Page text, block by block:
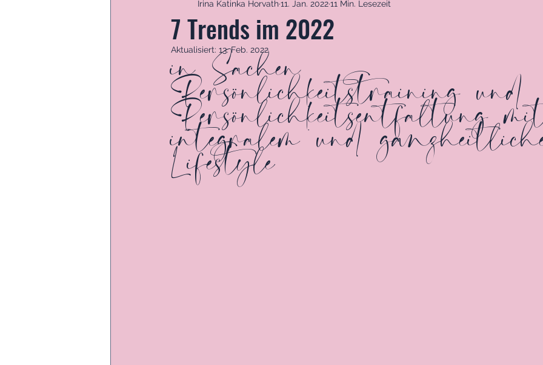
7 Trends im 2022
Irina Katinka Horvath11. Jan. 202211 Min. Lesezeit
Aktualisiert: 13. Feb. 2022
in Sachen
Persönlichkeitstraining und
Persönlichkeitsentfaltung
integralem und
Lifestyle